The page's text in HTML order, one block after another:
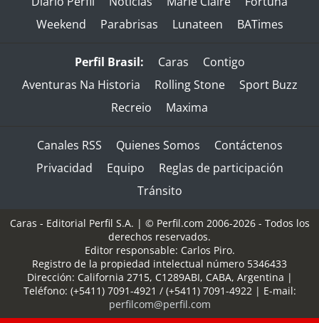
Weekend
Parabrisas Lunateen BATimes
Perfil Brasil: Caras
Contigo
Aventuras Na Historia
Rolling Stone
Sport Buzz
Recreio
Maxima
Canales RSS Quienes Somos
Contáctenos
Privacidad
Equipo
Reglas de participación
Tránsito
Caras - Editorial Perfil S.A. | © Perfil.com 2006-2026 - Todos los
derechos reservados.
Editor responsable: Carlos Piro.
Registro de la propiedad intelectual número 5346433
Dirección: California 2715, C1289ABI, CABA, Argentina |
Teléfono: (+5411) 7091-4921 / (+5411) 7091-4922 | E-mail:
perfilcom@perfil.com